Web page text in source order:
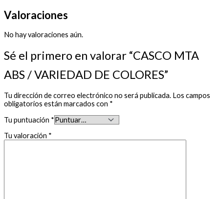
Valoraciones
No hay valoraciones aún.
Sé el primero en valorar “CASCO MTA
ABS / VARIEDAD DE COLORES”
Tu dirección de correo electrónico no será publicada. Los campos
obligatorios están marcados con *
Tu puntuación *
Tu valoración *